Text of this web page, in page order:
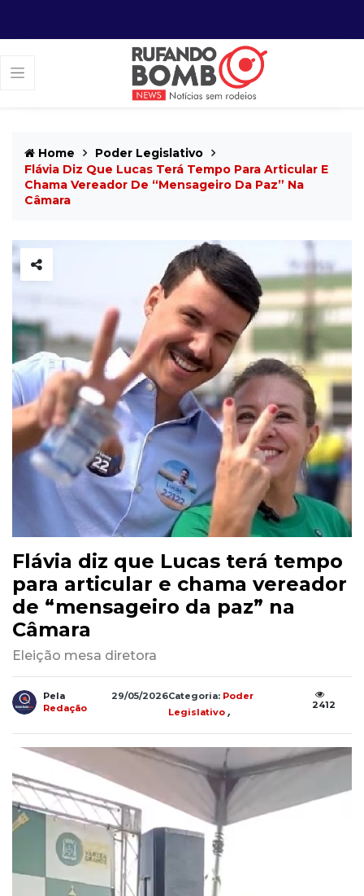
Home
Poder Legislativo
Flávia Diz Que Lucas Terá Tempo Para Articular E
Chama Vereador De “mensageiro Da Paz” Na
Câmara
Flávia diz que Lucas terá tempo
para articular e chama vereador
de “mensageiro da paz” na
Câmara
Eleição mesa diretora
Pela
Redação
29/05/2026Categoria: Poder
Legislativo , 2412